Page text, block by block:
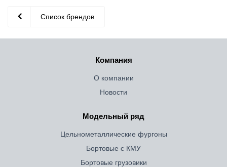
Список брендов
Компания
О компании
Новости
Модельный ряд
Цельнометаллические фургоны
Бортовые с КМУ
Бортовые грузовики